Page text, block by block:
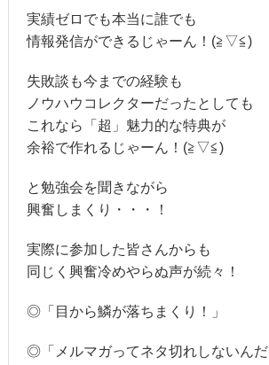
実績ゼロでも本当に誰でも
情報発信ができるじゃーん！(≧▽≦)
失敗談も今までの経験も
ノウハウコレクターだったとしても
これなら「超」魅力的な特典が
余裕で作れるじゃーん！(≧▽≦)
と勉強会を聞きながら
興奮しまくり・・・！
実際に参加した皆さんからも
同じく興奮冷めやらぬ声が続々！
◎「目から鱗が落ちまくり！」
◎「メルマガってネタ切れしないんだ